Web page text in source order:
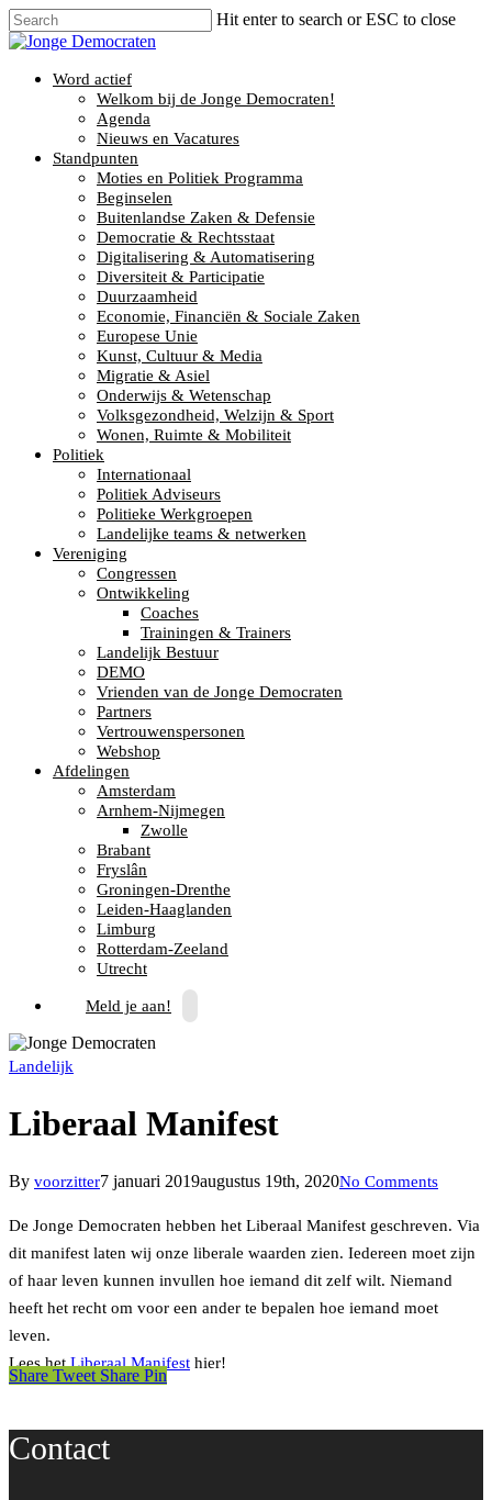
Hit enter to search or ESC to close
Word actief
Welkom bij de Jonge Democraten!
Agenda
Nieuws en Vacatures
Standpunten
Moties en Politiek Programma
Beginselen
Buitenlandse Zaken & Defensie
Democratie & Rechtsstaat
Digitalisering & Automatisering
Diversiteit & Participatie
Duurzaamheid
Economie, Financiën & Sociale Zaken
Europese Unie
Kunst, Cultuur & Media
Migratie & Asiel
Onderwijs & Wetenschap
Volksgezondheid, Welzijn & Sport
Wonen, Ruimte & Mobiliteit
Politiek
Internationaal
Politiek Adviseurs
Politieke Werkgroepen
Landelijke teams & netwerken
Vereniging
Congressen
Ontwikkeling
Coaches
Trainingen & Trainers
Landelijk Bestuur
DEMO
Vrienden van de Jonge Democraten
Partners
Vertrouwenspersonen
Webshop
Afdelingen
Amsterdam
Arnhem-Nijmegen
Zwolle
Brabant
Fryslân
Groningen-Drenthe
Leiden-Haaglanden
Limburg
Rotterdam-Zeeland
Utrecht
Meld je aan!
Landelijk
Liberaal Manifest
By voorzitter7 januari 2019augustus 19th, 2020No Comments
De Jonge Democraten hebben het Liberaal Manifest geschreven. Via
dit manifest laten wij onze liberale waarden zien. Iedereen moet zijn
of haar leven kunnen invullen hoe iemand dit zelf wilt. Niemand
heeft het recht om voor een ander te bepalen hoe iemand moet
leven.
Lees hetLiberaal Manifest hier!
Share Tweet Share Pin
Contact